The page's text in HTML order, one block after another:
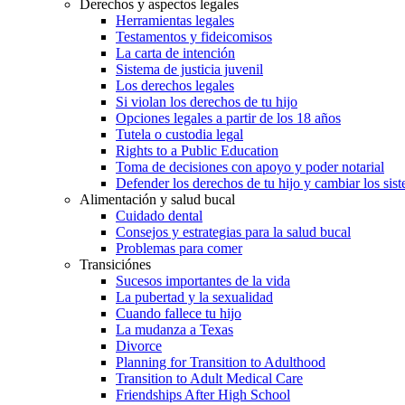
Derechos y aspectos legales
Herramientas legales
Testamentos y fideicomisos
La carta de intención
Sistema de justicia juvenil
Los derechos legales
Si violan los derechos de tu hijo
Opciones legales a partir de los 18 años
Tutela o custodia legal
Rights to a Public Education
Toma de decisiones con apoyo y poder notarial
Defender los derechos de tu hijo y cambiar los
Alimentación y salud bucal
Cuidado dental
Consejos y estrategias para la salud bucal
Problemas para comer
Transiciónes
Sucesos importantes de la vida
La pubertad y la sexualidad
Cuando fallece tu hijo
La mudanza a Texas
Divorce
Planning for Transition to Adulthood
Transition to Adult Medical Care
Friendships After High School